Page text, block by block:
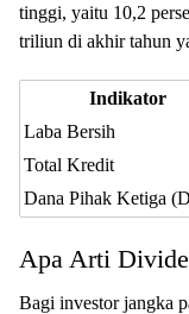
tinggi, yaitu 10,2
triliun di akhir tahun
Indikator
Laba Bersih
Total Kredit
Dana Pihak Ketiga
Apa Arti
Bagi investor jangka